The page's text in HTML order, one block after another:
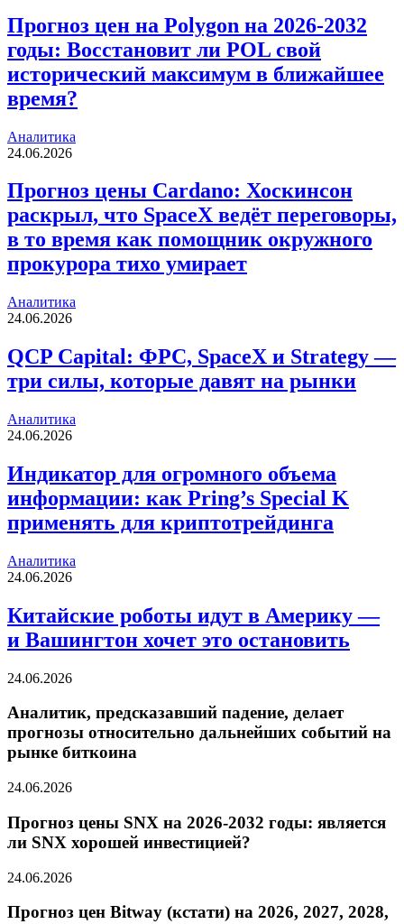
Прогноз цен на Polygon на 2026-2032
годы: Восстановит ли POL свой
исторический максимум в ближайшее
время?
Аналитика
24.06.2026
Прогноз цены Cardano: Хоскинсон
раскрыл, что SpaceX ведёт переговоры,
в то время как помощник окружного
прокурора тихо умирает
Аналитика
24.06.2026
QCP Capital: ФРС, SpaceX и Strategy —
три силы, которые давят на рынки
Аналитика
24.06.2026
Индикатор для огромного объема
информации: как Pring’s Special K
применять для криптотрейдинга
Аналитика
24.06.2026
Китайские роботы идут в Америку —
и Вашингтон хочет это остановить
24.06.2026
Аналитик, предсказавший падение, делает
прогнозы относительно дальнейших событий на
рынке биткоина
24.06.2026
Прогноз цены SNX на 2026-2032 годы: является
ли SNX хорошей инвестицией?
24.06.2026
Прогноз цен Bitway (кстати) на 2026, 2027, 2028,